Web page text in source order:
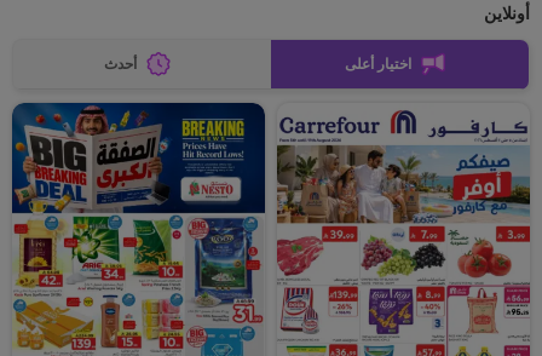
أونلاين
اختيار أعلى أحدث